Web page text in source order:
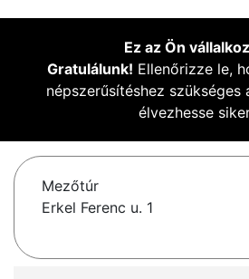
Ez az Ön
Gratulálunk! Ellenőrizze le,
népszerűsítéshez szükséges
élvezhesse
Mezőtúr
Erkel Ferenc u. 1